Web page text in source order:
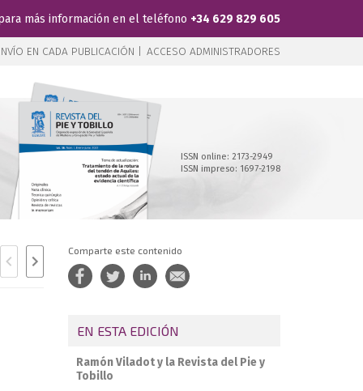
más información en el teléfono +34 629 829 605
EN CADA PUBLICACIÓN | ACCESO ADMINISTRADORES
ISSN online: 2173-2949
ISSN impreso: 1697-2198
Comparte este contenido
EN ESTA EDICIÓN
Ramón Viladot y la Revista del Pie y
Tobillo